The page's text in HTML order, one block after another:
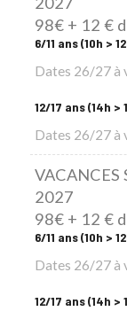
98€ + 12 €
6/11 ans (10h >
Dates 26/27 à
12/17 ans (14h >
Dates 26/27 à
VACANCES
2027
98€ + 12 €
6/11 ans (10h >
Dates 26/27 à
12/17 ans (14h >